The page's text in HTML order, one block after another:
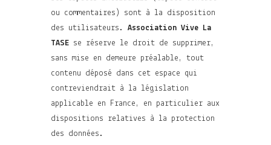
ou commentaires) sont à la disposition
des utilisateurs. Association Vive La
TASE se réserve le droit de supprimer,
sans mise en demeure préalable, tout
contenu déposé dans cet espace qui
contreviendrait à la législation
applicable en France, en particulier aux
dispositions relatives à la protection
des données.